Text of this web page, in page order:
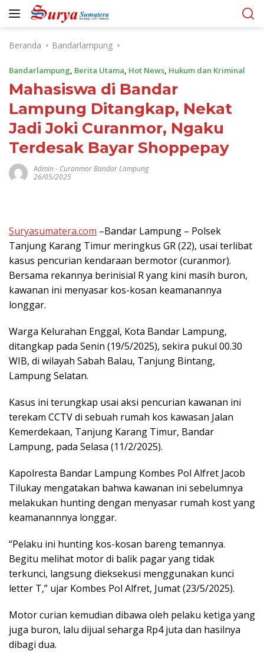
Langsung
Beranda
Bandarlampung
Bandarlampung, Berita Utama, Hot News, Hukum dan Kriminal
Mahasiswa di Bandar
Lampung Ditangkap, Nekat
Jadi Joki Curanmor, Ngaku
Terdesak Bayar Shoppepay
Admin- Curanmor Bandar Lampung
26/05/2025
Suryasumatera.com –Bandar Lampung – Polsek
Tanjung Karang Timur meringkus GR (22), usai terlibat
kasus pencurian kendaraan bermotor (curanmor).
Bersama rekannya berinisial R yang kini masih buron,
kawanan ini menyasar kos-kosan keamanannya
longgar.
Warga Kelurahan Enggal, Kota Bandar Lampung,
ditangkap pada Senin (19/5/2025), sekira pukul 00.30
WIB, di wilayah Sabah Balau, Tanjung Bintang,
Lampung Selatan.
Kasus ini terungkap usai aksi pencurian kawanan ini
terekam CCTV di sebuah rumah kos kawasan Jalan
Kemerdekaan, Tanjung Karang Timur, Bandar
Lampung, pada Selasa (11/2/2025).
Kapolresta Bandar Lampung Kombes Pol Alfret Jacob
Tilukay mengatakan bahwa kawanan ini sebelumnya
melakukan hunting dengan menyasar rumah kost yang
keamanannnya longgar.
“Pelaku ini hunting kos-kosan bareng temannya.
Begitu melihat motor di balik pagar yang tidak
terkunci, langsung dieksekusi menggunakan kunci
letter T,” ujar Kombes Pol Alfret, Jumat (23/5/2025).
Motor curian kemudian dibawa oleh pelaku ketiga yang
juga buron, lalu dijual seharga Rp4 juta dan hasilnya
dibagi dua.